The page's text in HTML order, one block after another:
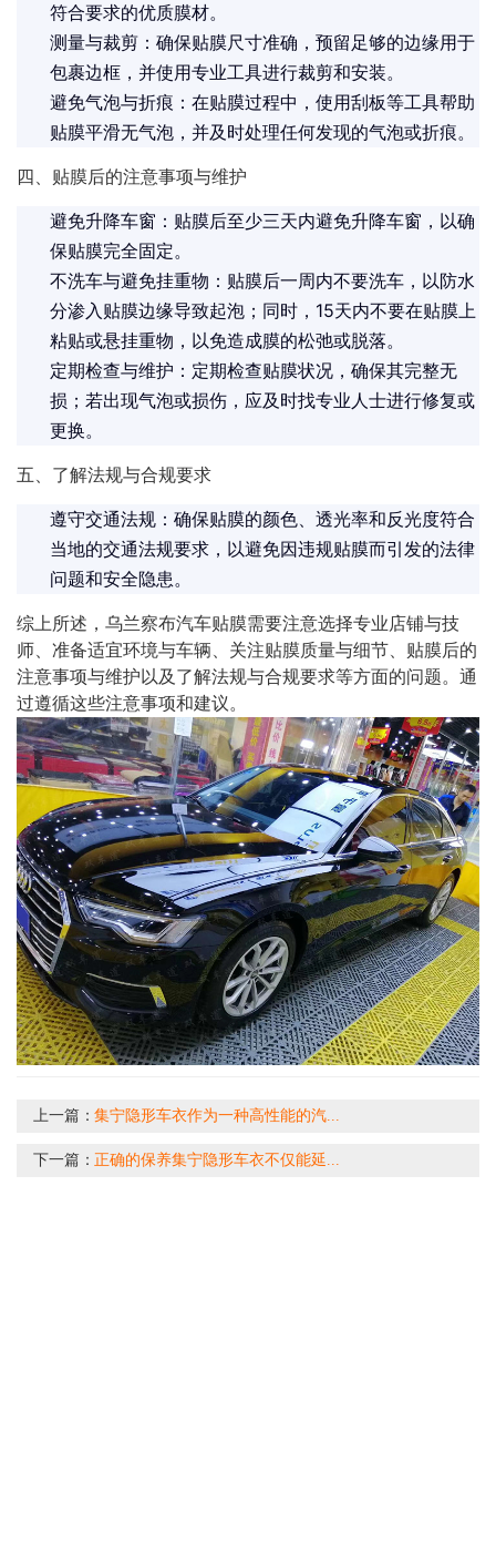
符合要求的优质膜材。
测量与裁剪：确保贴膜尺寸准确，预留足够的边缘用于
包裹边框，并使用专业工具进行裁剪和安装。
避免气泡与折痕：在贴膜过程中，使用刮板等工具帮助
贴膜平滑无气泡，并及时处理任何发现的气泡或折痕。
四、贴膜后的注意事项与维护
避免升降车窗：贴膜后至少三天内避免升降车窗，以确
保贴膜完全固定。
不洗车与避免挂重物：贴膜后一周内不要洗车，以防水
分渗入贴膜边缘导致起泡；同时，15天内不要在贴膜上
粘贴或悬挂重物，以免造成膜的松弛或脱落。
定期检查与维护：定期检查贴膜状况，确保其完整无
损；若出现气泡或损伤，应及时找专业人士进行修复或
更换。
五、了解法规与合规要求
遵守交通法规：确保贴膜的颜色、透光率和反光度符合
当地的交通法规要求，以避免因违规贴膜而引发的法律
问题和安全隐患。
综上所述， 乌兰察布汽车贴膜需要注意选择专业店铺与技
师、准备适宜环境与车辆、关注贴膜质量与细节、贴膜后的
注意事项与维护以及了解法规与合规要求等方面的问题。通
过遵循这些注意事项和建议。
上一篇：集宁隐形车衣作为一种高性能的汽...
下一篇：正确的保养集宁隐形车衣不仅能延...